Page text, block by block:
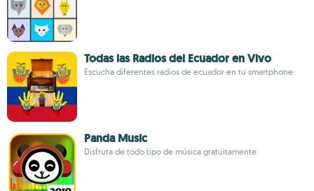
Todas las Radios del Ecuador en Vivo
Escucha diferentes radios de ecuador en tu smartphone
Panda Music
Disfruta de todo tipo de música gratuitamente